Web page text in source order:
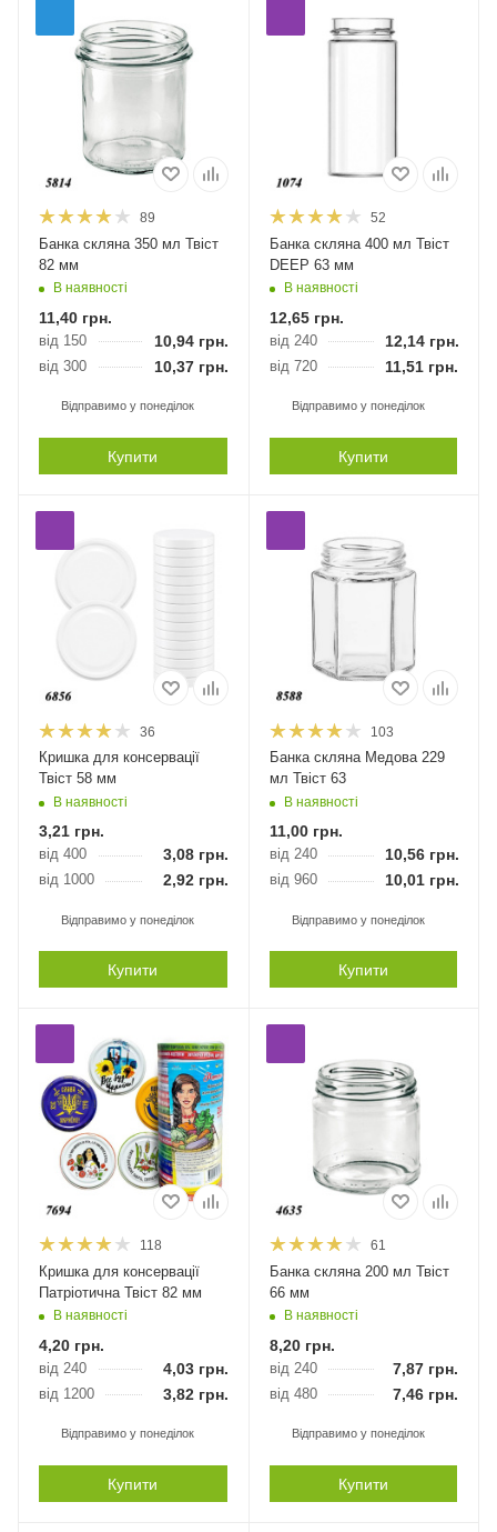
89
Банка скляна 350 мл Твіст
82 мм
В наявності
11,40 грн.
від 150 10,94 грн.
від 300 10,37 грн.
Відправимо у понеділок
Купити
52
Банка скляна 400 мл Твіст
DEEP 63 мм
В наявності
12,65грн.
від 240 12,14грн.
від 720 11,51 грн.
Відправимо у понеділок
Купити
36
Кришка для консервації
Твіст 58 мм
В наявності
3,21 грн.
від 400 3,08грн.
від 1000 2,92грн.
Відправимо у понеділок
Купити
103
Банка скляна Медова 229
мл Твіст 63
В наявності
11,00грн.
від 240 10,56грн.
від 960 10,01грн.
Відправимо у понеділок
Купити
118
Кришка для консервації
Патріотична Твіст 82 мм
В наявності
4,20 грн.
від 240 4,03грн.
від 1200 3,82грн.
Відправимо у понеділок
Купити
61
Банка скляна 200 мл Твіст
66 мм
В наявності
8,20грн.
від 240 7,87 грн.
від 480 7,46 грн.
Відправимо у понеділок
Купити